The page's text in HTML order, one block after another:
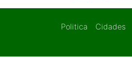
Politica Cidades